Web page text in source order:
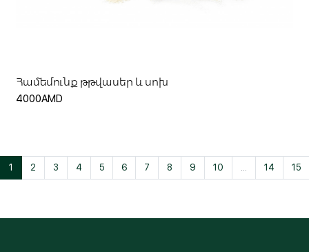
Համեմունք թթվասեր և սոխ
4000AMD
1 2 3 4 5 6 7 8 9 10 14 15